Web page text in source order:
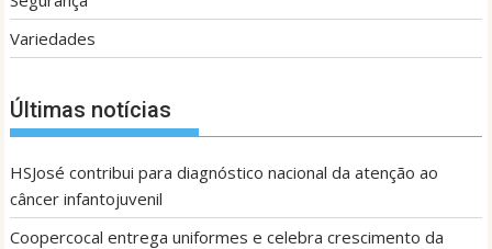
Variedades
Últimas notícias
HSJosé contribui para diagnóstico nacional da atenção ao
câncer infantojuvenil
Coopercocal entrega uniformes e celebra crescimento da